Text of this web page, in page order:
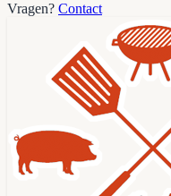
Vragen? Contact